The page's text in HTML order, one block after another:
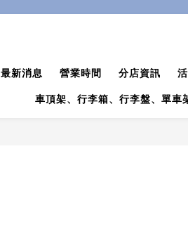
最新消息 營業時間 分店資訊
車頂架、行李箱、行李盤、單車